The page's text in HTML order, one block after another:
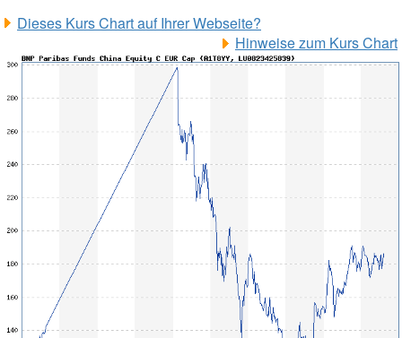
Dieses Kurs Chart auf Ihrer Webseite?
Hinweise zum Kurs Chart